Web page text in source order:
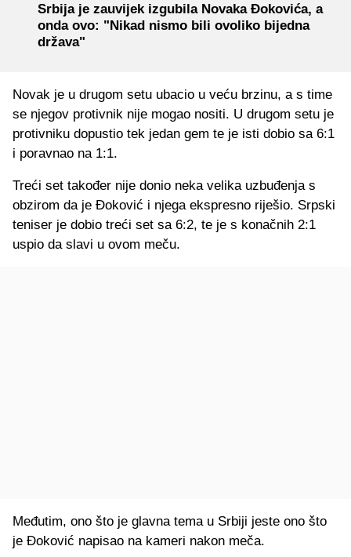
Srbija je zauvijek izgubila Novaka Đokovića, a
onda ovo: "Nikad nismo bili ovoliko bijedna
država"
Novak je u drugom setu ubacio u veću brzinu, a s time
se njegov protivnik nije mogao nositi. U drugom setu je
protivniku dopustio tek jedan gem te je isti dobio sa 6:1
i poravnao na 1:1.
Treći set također nije donio neka velika uzbuđenja s
obzirom da je Đoković i njega ekspresno riješio. Srpski
teniser je dobio treći set sa 6:2, te je s konačnih 2:1
uspio da slavi u ovom meču.
Međutim, ono što je glavna tema u Srbiji jeste ono što
je Đoković napisao na kameri nakon meča.